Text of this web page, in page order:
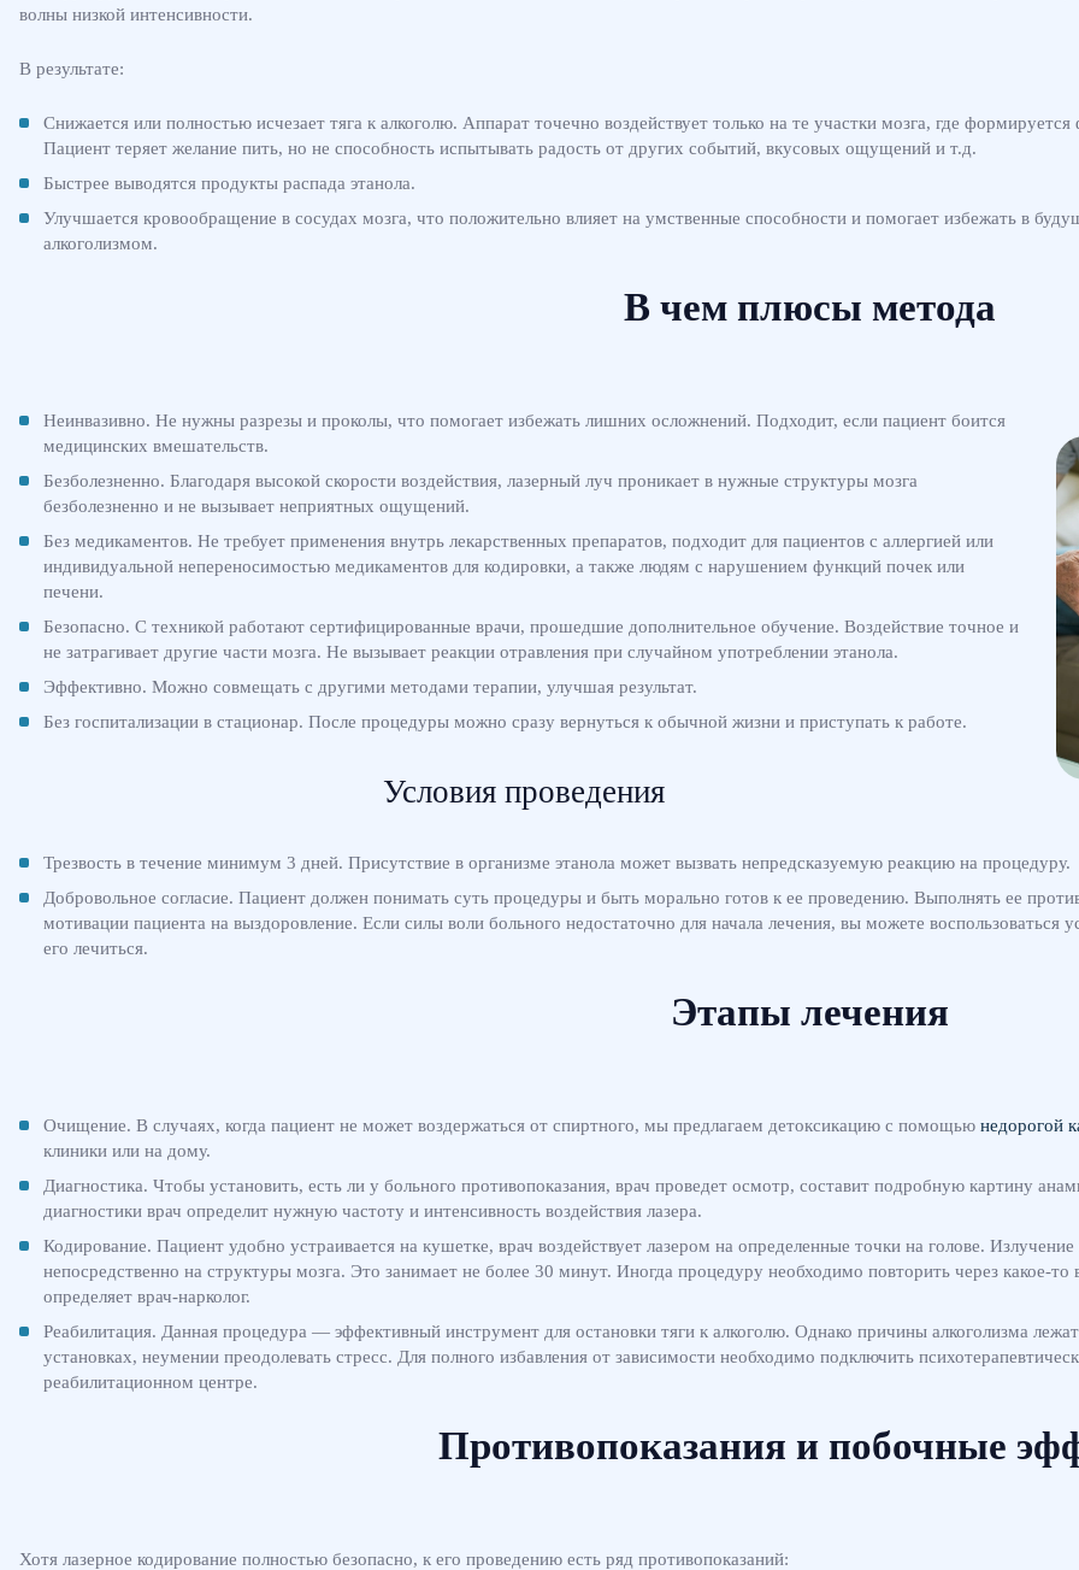
волны низкой интенсивности.
В результате:
Снижается или полностью исчезает тяга к алкоголю. Аппарат точечно воздействует только на те участки мозга, где
Пациент теряет желание пить, но не способность испытывать радость от других событий, вкусовых ощущений и т.д.
Быстрее выводятся продукты распада этанола.
Улучшается кровообращение в сосудах мозга, что положительно влияет на умственные способности и помогает избежать в
алкоголизмом.
В чем плюсы метода
Неинвазивно. Не нужны разрезы и проколы, что помогает избежать лишних осложнений. Подходит, если пациент боится
медицинских вмешательств.
Безболезненно. Благодаря высокой скорости воздействия, лазерный луч проникает в нужные структуры мозга
безболезненно и не вызывает неприятных ощущений.
Без медикаментов. Не требует применения внутрь лекарственных препаратов, подходит для пациентов с аллергией или
индивидуальной непереносимостью медикаментов для кодировки, а также людям с нарушением функций почек или
печени.
Безопасно. С техникой работают сертифицированные врачи, прошедшие дополнительное обучение. Воздействие точное и
не затрагивает другие части мозга. Не вызывает реакции отравления при случайном употреблении этанола.
Эффективно. Можно совмещать с другими методами терапии, улучшая результат.
Без госпитализации в стационар. После процедуры можно сразу вернуться к обычной жизни и приступать к работе.
Условия проведения
Трезвость в течение минимум 3 дней. Присутствие в организме этанола может вызвать непредсказуемую реакцию на процедуру.
Добровольное согласие. Пациент должен понимать суть процедуры и быть морально готов к ее проведению. Выполнять ее
мотивации пациента на выздоровление. Если силы воли больного недостаточно для начала лечения, вы можете
его лечиться.
Этапы лечения
Очищение. В случаях, когда пациент не может воздержаться от спиртного, мы предлагаем детоксикацию с помощью недорогой
клиники или на дому.
Диагностика. Чтобы установить, есть ли у больного противопоказания, врач проведет осмотр, составит подробную картину
диагностики врач определит нужную частоту и интенсивность воздействия лазера.
Кодирование. Пациент удобно устраивается на кушетке, врач воздействует лазером на определенные точки на голове.
непосредственно на структуры мозга. Это занимает не более 30 минут. Иногда процедуру необходимо повторить через какое-то
определяет врач-нарколог.
Реабилитация. Данная процедура — эффективный инструмент для остановки тяги к алкоголю. Однако причины алкоголизма
установках, неумении преодолевать стресс. Для полного избавления от зависимости необходимо подключить
реабилитационном центре.
Противопоказания и побочные
Хотя лазерное кодирование полностью безопасно, к его проведению есть ряд противопоказаний: